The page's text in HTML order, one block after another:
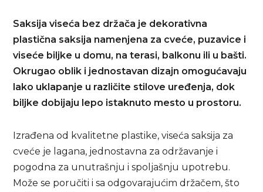
Saksija viseća bez držača je dekorativna
plastična saksija namenjena za cveće, puzavice i
viseće biljke u domu, na terasi, balkonu ili u bašti.
Okrugao oblik i jednostavan dizajn omogućavaju
lako uklapanje u različite stilove uređenja, dok
biljke dobijaju lepo istaknuto mesto u prostoru.
Izrađena od kvalitetne plastike, viseća saksija za
cveće je lagana, jednostavna za održavanje i
pogodna za unutrašnju i spoljašnju upotrebu.
Može se poručiti i sa odgovarajućim držačem, što